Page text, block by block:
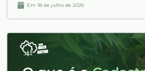
Em 18 de julho de 2026